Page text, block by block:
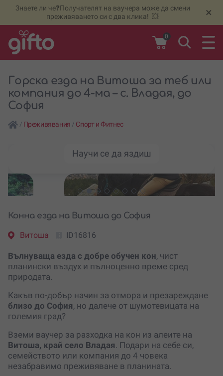
Знаете ли че❓Получателят на ваучера може да смени
преживяването си с два клика! 💥
×
0
Горска езда на Витоша за теб или
компания до 4-ма – с. Владая, до
София
/ Преживявания / Спорт и Фитнес
Научи се да яздиш
Конна езда на Витоша до София
Витоша ID16816
Вълнуваща езда с добре обучен кон, чист
планински въздух и пълноценно време сред
природата.
Какъв по-добър начин за отмора и презареждане
близо до София, но далече от шумотевицата на
големия град?
Вземи ваучер за разходка на кон из алеите на
Витоша, край село Владая . Подари на себе си,
семейството или компания до 4 човека
незабравимо преживяване в планината.